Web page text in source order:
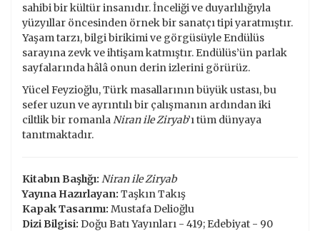
sahibi bir kültür insanıdır. İnceliği ve duyarlılığıyla
yüzyıllar öncesinden örnek bir sanatçı tipi yaratmıştır.
Yaşam tarzı, bilgi birikimi ve görgüsüyle Endülüs
sarayına zevk ve ihtişam katmıştır. Endülüs’ün parlak
sayfalarında hâlâ onun derin izlerini görürüz.
Yücel Feyzioğlu, Türk masallarının büyük ustası, bu
sefer uzun ve ayrıntılı bir çalışmanın ardından iki
ciltlik bir romanlaNiran ile Ziryab’ı tüm dünyaya
tanıtmaktadır.
Kitabın Başlığı: Niran ile Ziryab
Yayına Hazırlayan: Taşkın Takış
Kapak Tasarımı: Mustafa Delioğlu
Dizi Bilgisi: Doğu Batı Yayınları - 419; Edebiyat - 90